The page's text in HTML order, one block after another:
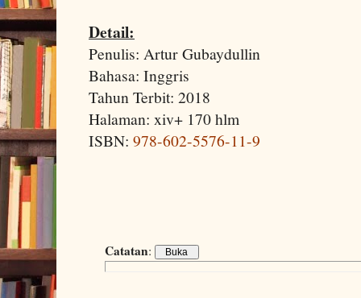
Detail:
Penulis: Artur Gubaydullin
Bahasa: Inggris
Tahun Terbit: 2018
Halaman: xiv+ 170 hlm
ISBN: 978-602-5576-11-9
Catatan: